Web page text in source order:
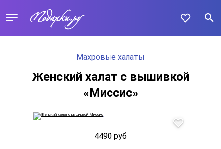
Махровые халаты
Женский халат с вышивкой
«Миссис»
4490 руб